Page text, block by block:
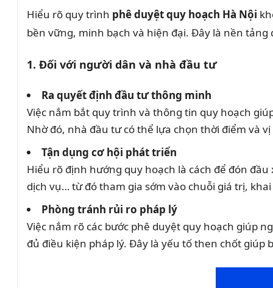
Hiểu rõ quy trình phê duyệt quy hoạch Hà Nội
bền vững, minh bạch và hiện đại. Đây là nền
1. Đối với người dân và nhà đầu tư
Ra quyết định đầu tư thông minh
Việc nắm bắt quy trình và thông tin quy hoạch
Nhờ đó, nhà đầu tư có thể lựa chọn thời điểm và
Tận dụng cơ hội phát triển
Hiểu rõ định hướng quy hoạch là cách để đón
dịch vụ… từ đó tham gia sớm vào chuỗi giá trị,
Phòng tránh rủi ro pháp lý
Việc nắm rõ các bước phê duyệt quy hoạch giúp
đủ điều kiện pháp lý. Đây là yếu tố then chốt giúp